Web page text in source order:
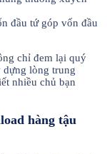
đầu tứ góp vốn đầu
chỉ đem lại quý
dựng lòng trung
nhiều chủ bạn
hàng tậu